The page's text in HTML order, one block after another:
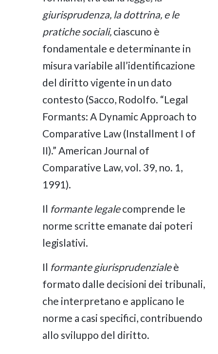
giurisprudenza, la dottrina, e le
pratiche sociali, ciascuno è
fondamentale e determinante in
misura variabile all’identificazione
del diritto vigente in un dato
contesto (Sacco, Rodolfo. “Legal
Formants: A Dynamic Approach to
Comparative Law (Installment I of
II).” American Journal of
Comparative Law, vol. 39, no. 1,
1991).
Il formante legalecomprende le
norme scritte emanate dai poteri
legislativi.
Il formante giurisprudenzialeè
formato dalle decisioni dei tribunali,
che interpretano e applicano le
norme a casi specifici, contribuendo
allo sviluppo del diritto.